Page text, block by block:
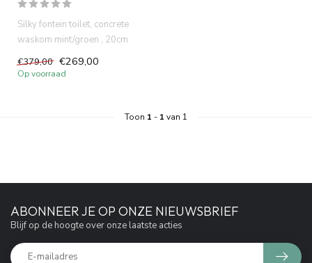
Silky fontein toilet, concrete
waskom mint/groen , 20cm
doorsnee. 40x22x18cm han...
€379,00 €269,00
Op voorraad
Toon 1 - 1 van 1
ABONNEER JE OP ONZE NIEUWSBRIEF
Blijf op de hoogte over onze laatste acties